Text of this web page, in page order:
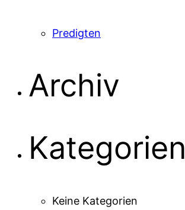
Predigten
Archiv
Kategorien
Keine Kategorien